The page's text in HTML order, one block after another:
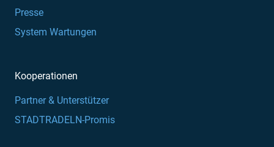
Presse
System Wartungen
Kooperationen
Partner & Unterstützer
STADTRADELN-Promis